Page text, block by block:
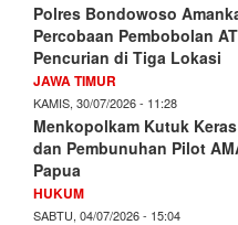
Polres Bondowoso
Percobaan Pembobolan
Pencurian di Tiga Lokasi
JAWA TIMUR
KAMIS, 30/07/2026 - 11:28
Menkopolkam Kutuk
dan Pembunuhan Pilot
Papua
HUKUM
SABTU, 04/07/2026 - 15:04